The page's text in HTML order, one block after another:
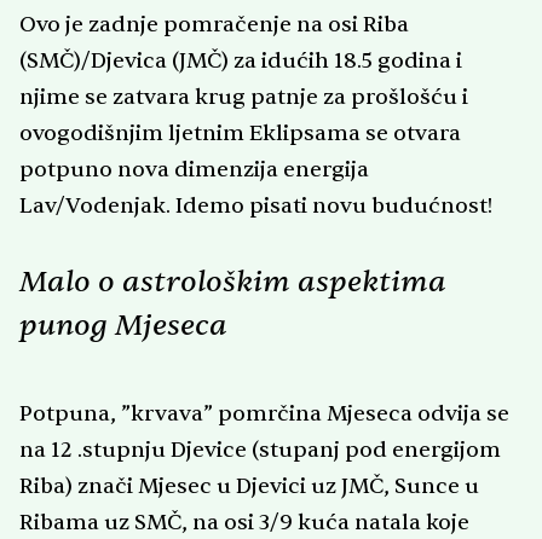
usmjerimo vašu energiju i djelovanje.
Tehnike koje koristim: tarot, astrologija –
sve vrste analiza uz astrologiju pitanja,
astrologija ljubavnih odnosa i godišnje
prognoze, ciganske karte, psihološki
razgovori, tumačenje snova
Ovo je zadnje pomračenje na osi Riba
(SMČ)/Djevica (JMČ) za idućih 18.5 godina i
njime se zatvara krug patnje za prošlošću i
ovogodišnjim ljetnim Eklipsama se otvara
potpuno nova dimenzija energija
Lav/Vodenjak. Idemo pisati novu budućnost!
Malo o astrološkim aspektima
punog Mjeseca
Potpuna, ”krvava” pomrčina Mjeseca odvija se
na 12 .stupnju Djevice (stupanj pod energijom
Riba) znači Mjesec u Djevici uz JMČ, Sunce u
Ribama uz SMČ, na osi 3/9 kuća natala koje